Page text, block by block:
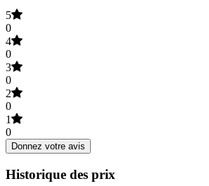
5
0
4
0
3
0
2
0
1
0
Donnez votre avis
Historique des prix